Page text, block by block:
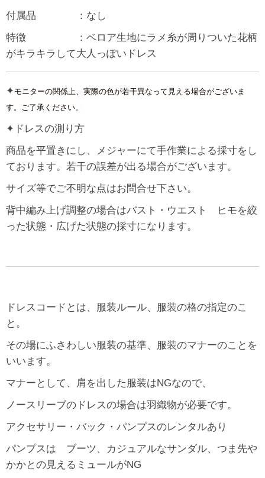
付属品 ：なし
特徴 ：ベロア生地にラメ糸が周りついた花柄
がキラキラして大人っぽいドレス
✦モニターの関係上、実際の色が若干異なって見える場合がございま
す。ご了承ください。
✦ドレスの測り方
商品を平置きにし、メジャーにて手作業による採寸をし
ております。若干の誤差が出る場合がございます。
サイズ等でご不明な点はお問合せ下さい。
背中編み上げ調整の場合はバスト・ウエスト ヒモを絞
った状態・広げた状態の採寸になります。
ドレスコードとは、服装ルール、服装の格の指定のこ
と。
その場にふさわしい服装の基準、服装のマナーのことを
いいます。
マナーとして、肩を出した服装はNGなので、
ノースリーブのドレスの場合は羽織物が必要です。
アクセサリー・バック・パンプスのレンタルあり
パンプスは ブーツ、カジュアルなサンダル、つま先や
かかとの見えるミュールがNG